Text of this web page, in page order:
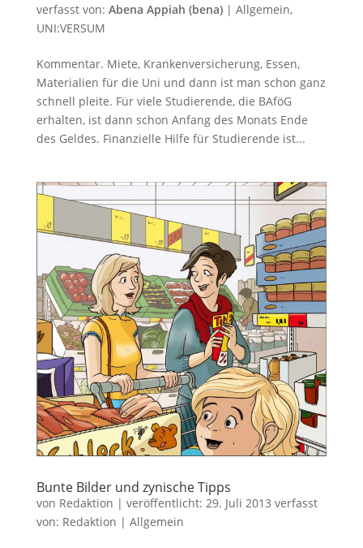
verfasst von: Abena Appiah (bena)| Allgemein,
UNI:VERSUM
Kommentar. Miete, Krankenversicherung, Essen,
Materialien für die Uni und dann ist man schon ganz
schnell pleite. Für viele Studierende, die BAföG
erhalten, ist dann schon Anfang des Monats Ende
des Geldes. Finanzielle Hilfe für Studierende ist...
Bunte Bilder und zynische Tipps
von Redaktion | veröffentlicht: 29. Juli 2013 verfasst
von: Redaktion | Allgemein